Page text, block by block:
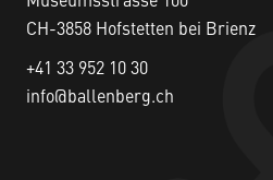
CH-3858 Hofstetten bei Brienz
+41 33 952 10 30
info@ballenberg.ch